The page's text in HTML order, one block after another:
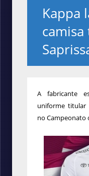
Kappa
A fabricante
uniforme titular
no Campeonato